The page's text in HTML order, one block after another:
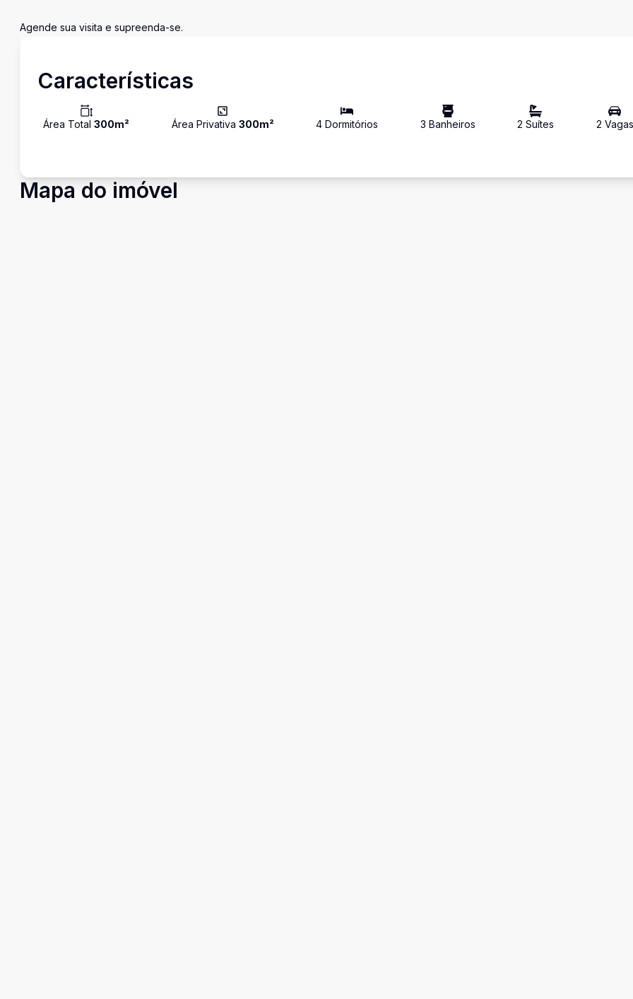
Agende sua visita e supreenda-se.
Características
Área Total 300m² Área Privativa 300m² 4 Dormitórios 3 Banheiros 2 Suítes 2 Vagas
Mapa do imóvel